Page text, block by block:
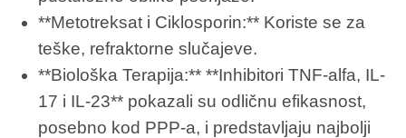
**Metotreksat i Ciklosporin:** Koriste se za
teške, refraktorne slučajeve.
**Biološka Terapija:** **Inhibitori TNF-alfa, IL-
17 i IL-23** pokazali su odličnu efikasnost,
posebno kod PPP-a, i predstavljaju najbolji